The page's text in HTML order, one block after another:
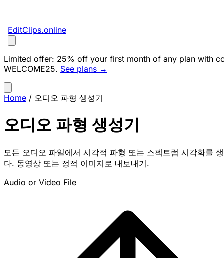
EditClips.online
Limited offer: 25% off your first month of any plan with
WELCOME25. See plans →
Home / 오디오 파형 생성기
오디오 파형 생성기
모든 오디오 파일에서 시각적 파형 또는 스펙트럼 시각화를
다. 동영상 또는 정적 이미지로 내보내기.
Audio or Video File